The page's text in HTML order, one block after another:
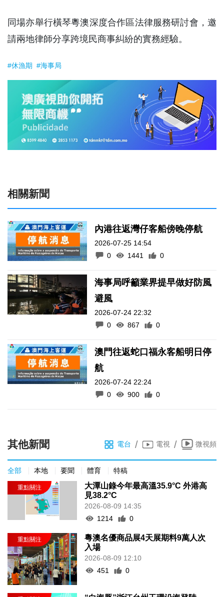
同場亦舉行橫琴粵澳深度合作區法律服務研討會，邀
請兩地律師分享跨境民商事糾紛的實務經驗。
#休漁期 #海事局
相關新聞
內港往返灣仔客船傍晚停航
2026-07-25 14:54
0
1441 0
海事局呼籲業界提早做好防風
避風
2026-07-24 22:32
0
867 0
澳門往返蛇口福永客船明日停
航
2026-07-24 22:24
0
900 0
其他新聞 電台 / 電視 / 微視頻
全部 本地 要聞 體育 特稿
大潭山錄今年最高溫35.9°C 外港高
見38.2°C
2026-08-09 14:35
1214
0
粵澳名優商品展4天展期料9萬人次
入場
2026-08-09 12:10
451
0